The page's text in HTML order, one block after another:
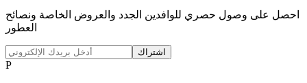
احصل على وصول حصري للوافدين الجدد والعروض الخاصة ونصائح
العطور
اشتراك
P